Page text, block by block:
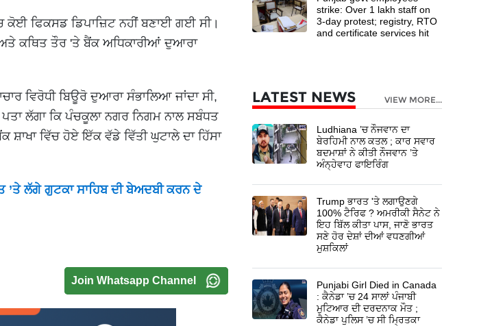
ਕੋਈ ਫਿਕਸਡ ਡਿਪਾਜ਼ਿਟ ਨਹੀਂ ਬਣਾਈ ਗਈ ਸੀ।
ਕਥਿਤ ਤੌਰ 'ਤੇ ਬੈਂਕ ਅਧਿਕਾਰੀਆਂ ਦੁਆਰਾ
ਵਿਰੋਧੀ ਬਿਊਰੋ ਦੁਆਰਾ ਸੰਭਾਲਿਆ ਜਾਂਦਾ ਸੀ,
ਲੱਗਾ ਕਿ ਪੰਚਕੂਲਾ ਨਗਰ ਨਿਗਮ ਨਾਲ ਸਬੰਧਤ
ਵਿੱਚ ਹੋਏ ਇੱਕ ਵੱਡੇ ਵਿੱਤੀ ਘੁਟਾਲੇ ਦਾ ਹਿੱਸਾ
’ਤੇ ਲੱਗੇ ਗੁਟਕਾ ਸਾਹਿਬ ਦੀ ਬੇਅਦਬੀ ਕਰਨ ਦੇ
Join Whatsapp Channel
strike: Over 1 lakh staff on
3-day protest; registry, RTO
and certificate services hit
LATEST NEWS VIEW MORE...
Ludhiana ’ਚ ਨੌਜਵਾਨ ਦਾ
ਬੇਰਹਿਮੀ ਨਾਲ ਕਤਲ ; ਕਾਰ ਸਵਾਰ
ਬਦਮਾਸ਼ਾਂ ਨੇ ਕੀਤੀ ਨੌਜਵਾਨ ’ਤੇ
ਅੰਨ੍ਹੇਵਾਹ ਫਾਇਰਿੰਗ
Trump ਭਾਰਤ 'ਤੇ ਲਗਾਉਣਗੇ
100% ਟੈਰਿਫ ? ਅਮਰੀਕੀ ਸੈਨੇਟ ਨੇ
ਇਹ ਬਿੱਲ ਕੀਤਾ ਪਾਸ, ਜਾਣੋ ਭਾਰਤ
ਸਣੇ ਹੋਰ ਦੇਸ਼ਾਂ ਦੀਆਂ ਵਧਣਗੀਆਂ
ਮੁਸ਼ਕਿਲਾਂ
Punjabi Girl Died in Canada
: ਕੈਨੇਡਾ ’ਚ 24 ਸਾਲਾਂ ਪੰਜਾਬੀ
ਮੁਟਿਆਰ ਦੀ ਦਰਦਨਾਕ ਮੌਤ ;
ਕੈਨੇਡਾ ਪੁਲਿਸ ’ਚ ਸੀ ਮ੍ਰਿਤਕਾ